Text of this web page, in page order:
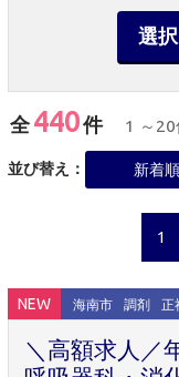
選
全440件 1 ～20
並び替え： 新着順
1
NEW 海南市 調剤 正
＼高額求人／